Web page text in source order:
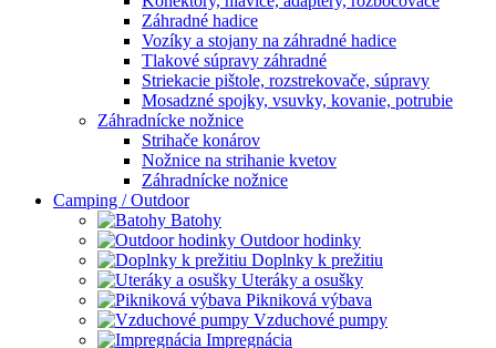
Záhradné hadice
Vozíky a stojany na záhradné hadice
Tlakové súpravy záhradné
Striekacie pištole, rozstrekovače, súpravy
Mosadzné spojky, vsuvky, kovanie, potrubie
Záhradnícke nožnice
Strihače konárov
Nožnice na strihanie kvetov
Záhradnícke nožnice
Camping / Outdoor
Batohy
Outdoor hodinky
Doplnky k prežitiu
Uteráky a osušky
Pikniková výbava
Vzduchové pumpy
Impregnácia